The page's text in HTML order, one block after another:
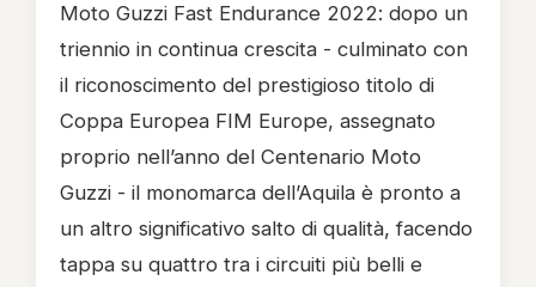
Moto Guzzi Fast Endurance 2022: dopo un
triennio in continua crescita - culminato con
il riconoscimento del prestigioso titolo di
Coppa Europea FIM Europe, assegnato
proprio nell’anno del Centenario Moto
Guzzi - il monomarca dell’Aquila è pronto a
un altro significativo salto di qualità, facendo
tappa su quattro tra i circuiti più belli e